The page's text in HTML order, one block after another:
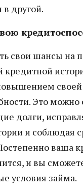
другой.
свои шансы на
кредитной
своей
Это можно
долги,
и соблюдая
ваша
и вы
условия займа.